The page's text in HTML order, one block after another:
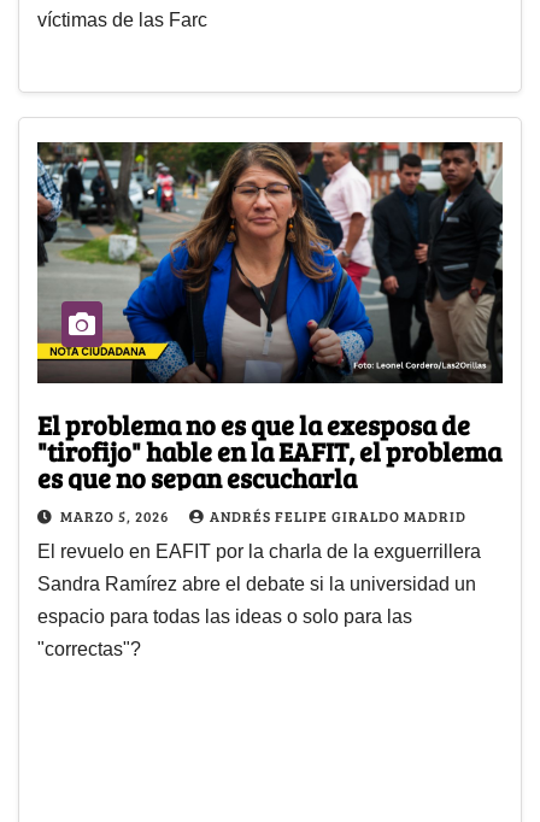
víctimas de las Farc
El problema no es que la exesposa de
"tirofijo" hable en la EAFIT, el problema
es que no sepan escucharla
MARZO 5, 2026 ANDRÉS FELIPE GIRALDO MADRID
El revuelo en EAFIT por la charla de la exguerrillera
Sandra Ramírez abre el debate si la universidad un
espacio para todas las ideas o solo para las
"correctas"?